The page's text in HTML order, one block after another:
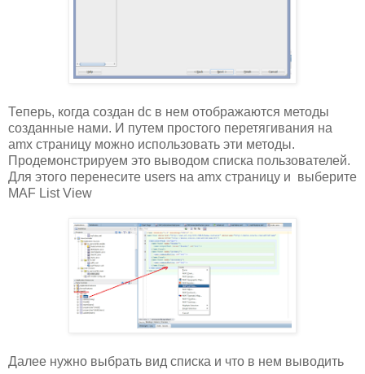
Теперь, когда создан dc в нем отображаются методы
созданные нами. И путем простого перетягивания на
amx страницу можно использовать эти методы.
Продемонстрируем это выводом списка пользователей.
Для этого перенесите users на amx страницу и выберите
MAF List View
Далее нужно выбрать вид списка и что в нем выводить